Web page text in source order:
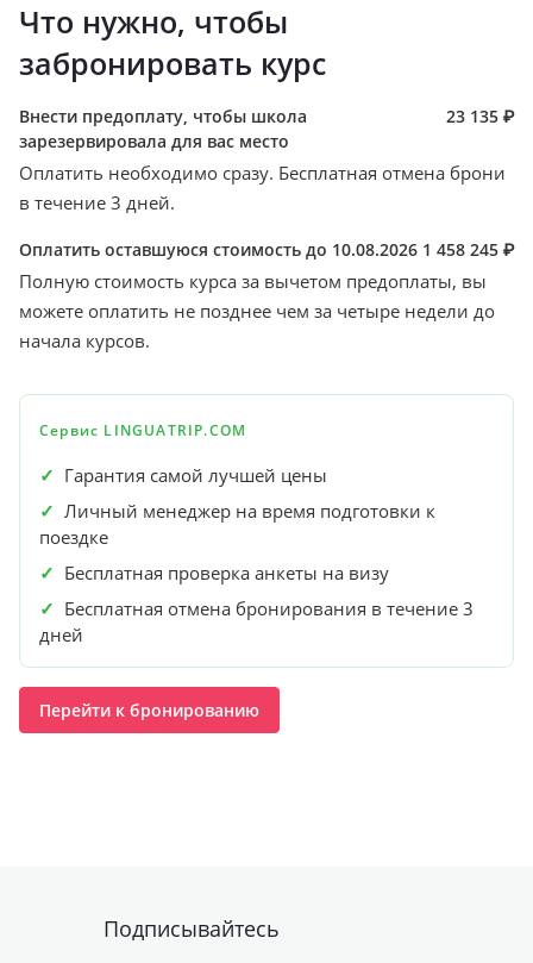
Что нужно, чтобы
забронировать курс
Внести предоплату, чтобы школа
зарезервировала для вас место
23 135 ₽
Оплатить необходимо сразу. Бесплатная отмена брони
в течение 3 дней.
Оплатить оставшуюся стоимость до 10.08.2026 1 458 245 ₽
Полную стоимость курса за вычетом предоплаты, вы
можете оплатить не позднее чем за четыре недели до
начала курсов.
Сервис LINGUATRIP.COM
✓ Гарантия самой лучшей цены
✓ Личный менеджер на время подготовки к
поездке
✓ Бесплатная проверка анкеты на визу
✓ Бесплатная отмена бронирования в течение 3
дней
Перейти к бронированию
Подписывайтесь